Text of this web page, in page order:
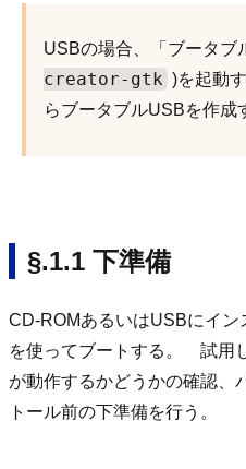
USBの場合、「ブータブ
creator-gtk )を起動
らブータブルUSBを作成
下準備
CD-ROMあるいはUSBにイ
を使ってブートする。 試用
が動作するかどうかの確認、
トール前の下準備を行う。